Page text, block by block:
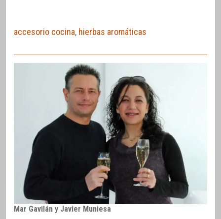
accesorio cocina, hierbas aromáticas
Mar Gavilán y Javier Muniesa